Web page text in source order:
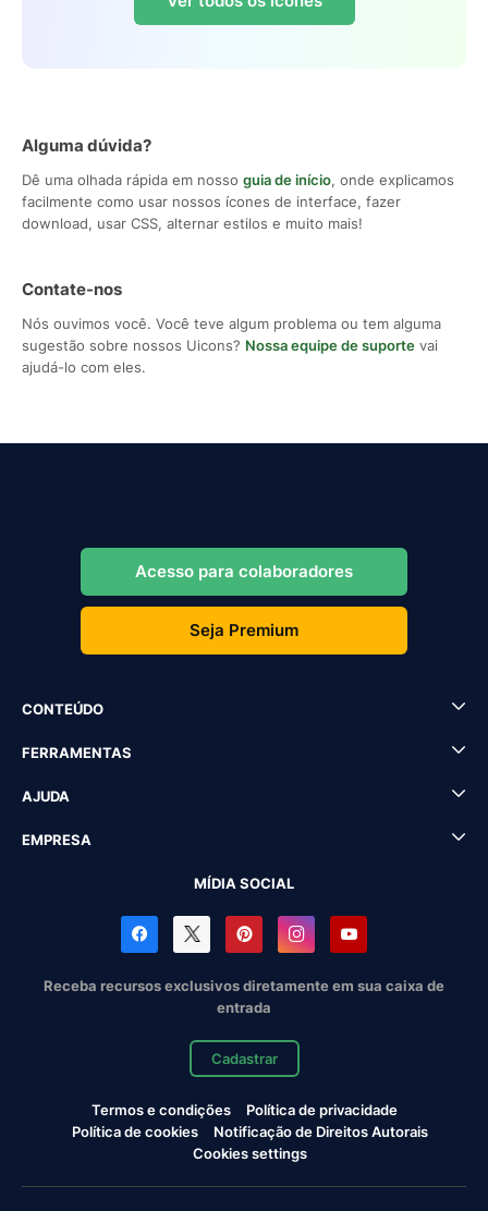
Alguma dúvida?
Dê uma olhada rápida em nosso guia de início, onde explicamos
facilmente como usar nossos ícones de interface, fazer
download, usar CSS, alternar estilos e muito mais!
Contate-nos
Nós ouvimos você. Você teve algum problema ou tem alguma
sugestão sobre nossos Uicons? Nossa equipe de suporte vai
ajudá-lo com eles.
Acesso para colaboradores
Seja Premium
CONTEÚDO
FERRAMENTAS
AJUDA
EMPRESA
MÍDIA SOCIAL
Receba recursos exclusivos diretamente em sua caixa de
entrada
Cadastrar
Termos e condições
Política de privacidade
Política de cookies
Notificação de Direitos Autorais
Cookies settings